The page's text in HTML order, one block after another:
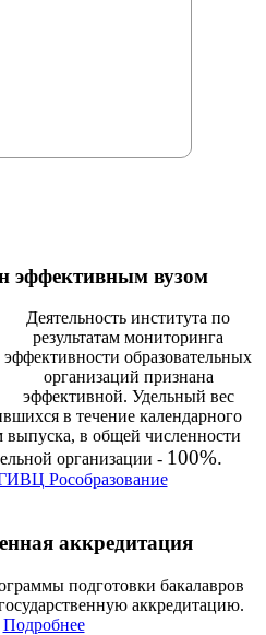
эффективным вузом
Деятельность института по
результатам мониторинга
эффективности образовательных
организаций признана
эффективной. Удельный вес
в течение календарного
выпуска, в общей численности
организации - 100%.
Рособразование
аккредитация
подготовки бакалавров
аккредитацию.
Подробнее